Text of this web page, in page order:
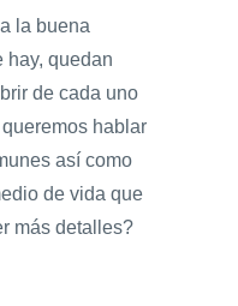
la buena
hay, quedan
de cada uno
hablar
así como
de vida que
más detalles?